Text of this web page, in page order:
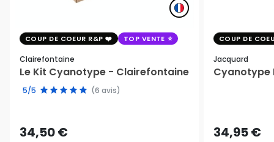
COUP DE COEUR R&P TOP VENTE
Clairefontaine
Le Kit Cyanotype - Clairefontaine
5/5 (6 avis)
34,50 €
COUP DE
Jacquard
Cyanotype
34,95 €